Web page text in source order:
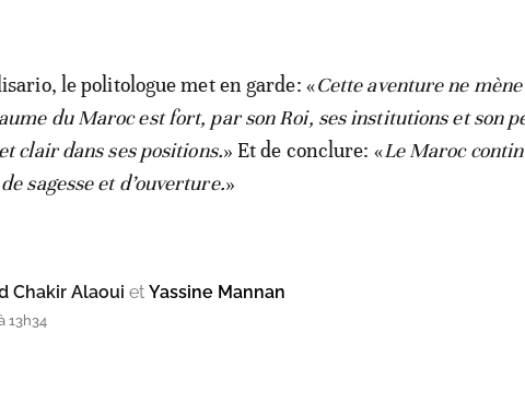
le politologue met en garde: «Cette aventure ne
du Maroc est fort, par son Roi, ses institutions et son
clair dans ses positions.» Et de conclure: «Le Maroc
sagesse et d’ouverture.»
Chakir Alaoui et Yassine Mannan
13h34